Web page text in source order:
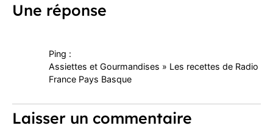
Une réponse
Ping :
Assiettes et Gourmandises » Les recettes de Radio
France Pays Basque
Laisser un commentaire